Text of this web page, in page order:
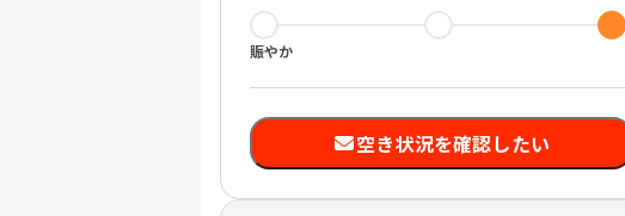
賑やか
空き状況を確認したい